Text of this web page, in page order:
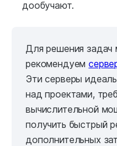
дообучают.
Для решения задач
рекомендуем
Эти серверы
над проектами,
вычислительной
получить быстрый
дополнительных